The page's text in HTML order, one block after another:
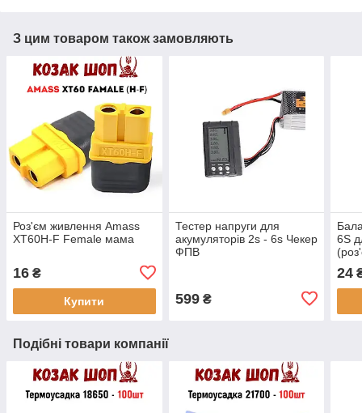
З цим товаром також замовляють
Роз'єм живлення Amass
XT60H-F Female мама
16 ₴
Купити
Тестер напруги для
акумуляторів 2s - 6s Чекер
ФПВ
599₴
6S
24
Подібні товари компанії